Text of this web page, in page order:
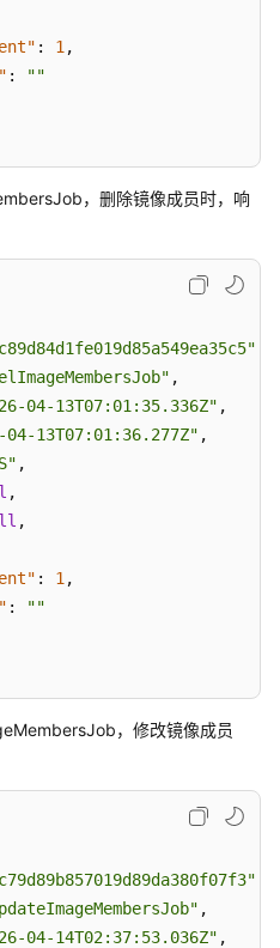
: 1 ,
:
""
，删除镜像成员时，响
,
04-13T07:01:35.336Z" ,
04-13T07:01:36.277Z" ,
,
,
,
: 1 ,
:
""
，修改镜像成员
,
04-14T02:37:53.036Z" ,